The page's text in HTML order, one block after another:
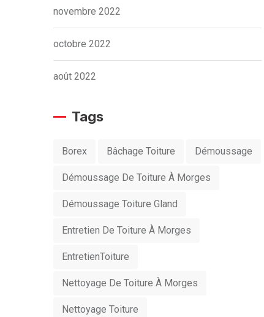
novembre 2022
octobre 2022
août 2022
Tags
Borex Bâchage Toiture Démoussage
Démoussage De Toiture À Morges
Démoussage Toiture Gland
Entretien De Toiture À Morges
EntretienToiture
Nettoyage De Toiture À Morges
Nettoyage Toiture